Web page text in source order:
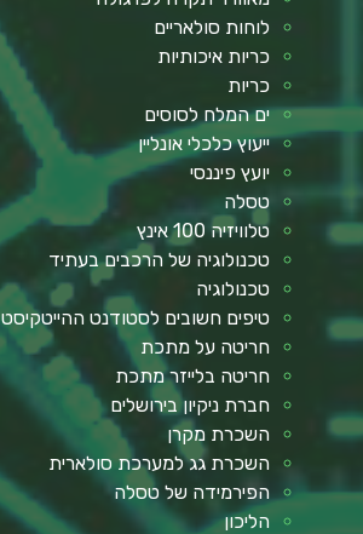
לוחות סולאריים
כריות איכותיות
כריות
ים המלח לסוסים
ייעוץ כלכלי אונליין
יועץ פיננסי
טסלה
טלוויזיה 100 אינץ
טכנולוגיה של הרכבים בעתיד
טכנולוגיה
טיפים חשובים לסטודנט ההייטקיסט
חריטה על מתכת
חריטה בלייזר מתכת
חברת ניקיון בירושלים
השכרת מקרן
השכרת גג למערכת סולארית
הפירמידה של טסלה
הליכון